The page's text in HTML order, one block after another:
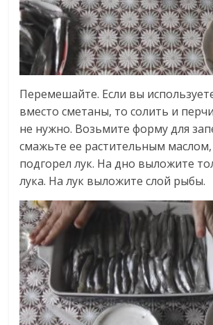
Перемешайте. Если вы
вместо сметаны, то солить и
не нужно. Возьмите форму для
смажьте ее растительным
подгорел лук. На дно выложите
лука. На лук выложите слой рыбы.